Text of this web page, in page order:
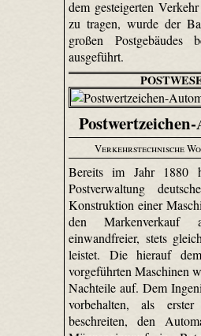
dem gesteigerten
zu tragen, wurde der
großen Postgebäudes
ausgeführt.
Verkehrstechnische
Bereits im Jahr 1880
Postverwaltung
Konstruktion einer
den Markenverkauf
einwandfreier, stets
leistet. Die hierauf
vorgeführten Maschinen
Nachteile auf. Dem
vorbehalten, als
beschreiten, den